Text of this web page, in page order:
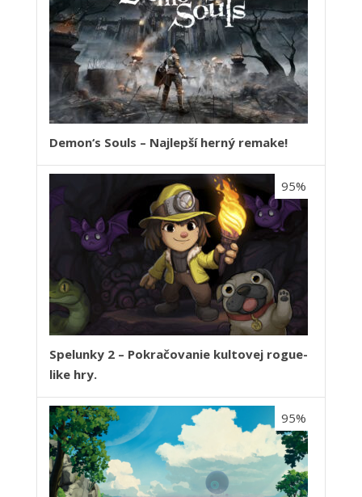
Demon‘s Souls – Najlepší herný remake!
Spelunky 2 – Pokračovanie kultovej rogue-
like hry.
95%
95%